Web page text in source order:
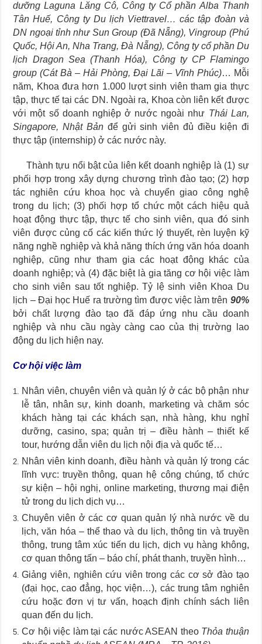
dưỡng Laguna Lăng Cô, Công ty Cổ phần Alba Thanh
Tân Huế, Công ty Du lịch Viettravel… các tập đoàn và
DN ngoại tỉnh như Sun Group (Đã Nẵng), Vingroup (Phú
Quốc, Hội An, Nha Trang, Đà Nẵng), Công ty cổ phần Du
lịch Dragon Sea (Thanh Hóa), Công ty CP Flamingo
group (Cát Bà – Hải Phòng, Đại Lãi – Vĩnh Phúc)… Mỗi
năm, Khoa đưa hơn 1.000 lượt sinh viên tham gia thực
tập, thực tế tại các DN. Ngoài ra, Khoa còn liên kết được
với một số doanh nghiệp ở nước ngoài như Thái Lan,
Singapore, Nhật Bảnđể gửi sinh viên đủ điều kiện đi
thực tập (internship) ở các nước này.
Thành tựu nổi bật của liên kết doanh nghiệp là (1) sự
phối hợp trong xây dựng chương trình đào tạo; (2) hợp
tác nghiên cứu khoa học và chuyển giao công nghệ
trong du lịch; (3) phối hợp tổ chức một cách hiệu quả
hoạt động thực tập, thực tế cho sinh viên, qua đó sinh
viên được củng cố các kiến thức lý thuyết, rèn luyện kỹ
năng nghề nghiệp và khả năng thích ứng văn hóa doanh
nghiệp, cũng như tham gia các hoạt động khác của
doanh nghiệp; và (4) đặc biệt là gia tăng cơ hội việc làm
cho sinh viên sau tốt nghiệp. Tỷ lệ sinh viên Khoa Du
lịch – Đại học Huế ra trường tìm được việc làm trên 90%
bởi chất lượng đào tạo đã đáp ứng nhu cầu doanh
nghiệp và nhu cầu ngày càng cao của thị trường lao
động du lịch hiện nay.
Cơ hội việc làm
Nhân viên, chuyên viên và quản lý ở các bộ phận như
lễ tân, nhân sự, kinh doanh, marketing và chăm sóc
khách hàng tại các khách sạn, nhà hàng, khu nghỉ
dưỡng, casino, spa; quản trị – điều hành – thiết kế
tour, hướng dẫn viên du lịch nội địa và quốc tế…
Nhân viên kinh doanh, điều hành và quản lý trong các
lĩnh vực: truyền thông, quan hệ công chúng, tổ chức
sự kiện – hội nghị, online marketing, thương mại điện
tử trong du lịch dịch vụ…
Chuyên viên ở các cơ quan quản lý nhà nước về du
lịch, văn hóa – thể thao và du lịch, thông tin và truyền
thông, trung tâm xúc tiến du lịch, dịch vụ hàng không,
cơ quan thông tấn – báo chí, phát thanh, truyền hình…
Giảng viên, nghiên cứu viên trong các cơ sở đào tạo
(đại học, cao đẳng, học viện…), các trung tâm nghiên
cứu hoặc đơn vị tư vấn, hoạch định chính sách liên
quan đến du lịch.
Cơ hội việc làm tại các nước ASEAN theo Thỏa thuận